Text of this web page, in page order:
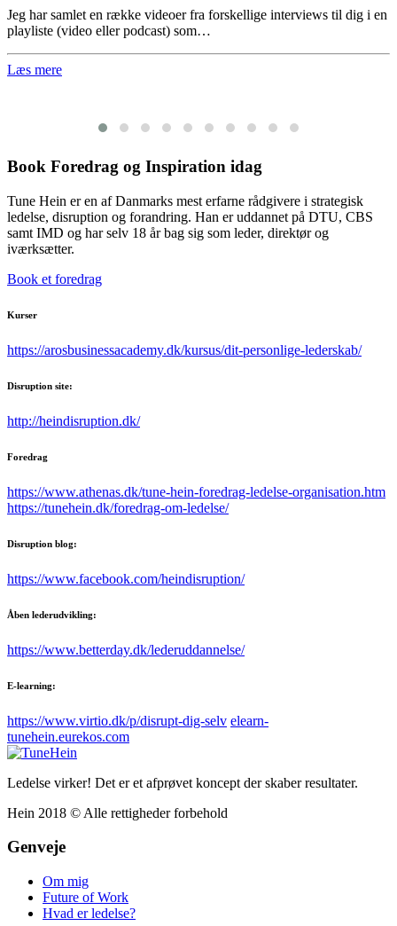
Jeg har samlet en række videoer fra forskellige interviews til dig i en
playliste (video eller podcast) som…
Læs mere
Book Foredrag og Inspiration idag
Tune Hein er en af Danmarks mest erfarne rådgivere i strategisk
ledelse, disruption og forandring. Han er uddannet på DTU, CBS
samt IMD og har selv 18 år bag sig som leder, direktør og
iværksætter.
Book et foredrag
Kurser
https://arosbusinessacademy.dk/kursus/dit-personlige-lederskab/
Disruption site:
http://heindisruption.dk/
Foredrag
https://www.athenas.dk/tune-hein-foredrag-ledelse-organisation.htm
https://tunehein.dk/foredrag-om-ledelse/
Disruption blog:
https://www.facebook.com/heindisruption/
Åben lederudvikling:
https://www.betterday.dk/lederuddannelse/
E-learning:
https://www.virtio.dk/p/disrupt-dig-selv elearn-
tunehein.eurekos.com
Ledelse virker! Det er et afprøvet koncept der skaber resultater.
Hein 2018 © Alle rettigheder forbehold
Genveje
Om mig
Future of Work
Hvad er ledelse?